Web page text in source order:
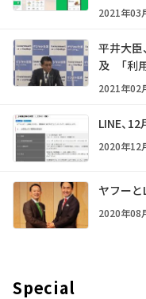
2021年03
平井大臣
及 「利
2021年02
LINE、
2020年12
ヤフーと
2020年08
Special